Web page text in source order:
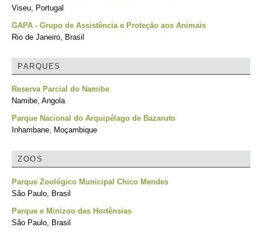
Viseu, Portugal
GAPA - Grupo de Assistência e Proteção aos Animais
Rio de Janeiro, Brasil
PARQUES
Reserva Parcial do Namibe
Namibe, Angola
Parque Nacional do Arquipélago de Bazaruto
Inhambane, Moçambique
ZOOS
Parque Zoológico Municipal Chico Mendes
São Paulo, Brasil
Parque e Minizoo das Hortênsias
São Paulo, Brasil